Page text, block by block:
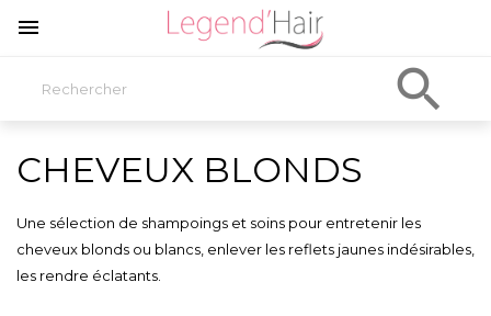


CHEVEUX BLONDS
Une sélection de shampoings et soins pour entretenir les
cheveux blonds ou blancs, enlever les reflets jaunes indésirables,
les rendre éclatants.